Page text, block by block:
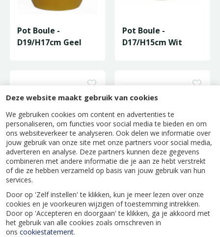
Deze website maakt gebruik van cookies
We gebruiken cookies om content en advertenties te
personaliseren, om functies voor social media te bieden en om
ons websiteverkeer te analyseren. Ook delen we informatie over
jouw gebruik van onze site met onze partners voor social media,
adverteren en analyse. Deze partners kunnen deze gegevens
combineren met andere informatie die je aan ze hebt verstrekt
of die ze hebben verzameld op basis van jouw gebruik van hun
services.
Door op 'Zelf instellen' te klikken, kun je meer lezen over onze
cookies en je voorkeuren wijzigen of toestemming intrekken.
Door op 'Accepteren en doorgaan' te klikken, ga je akkoord met
het gebruik van alle cookies zoals omschreven in
ons cookiestatement.
Pot Boule -
D19/H17cm Geel
Pot Boule -
D17/H15cm Wit
Pot Boule -
D19/H17cm Wit
Pot Boule -